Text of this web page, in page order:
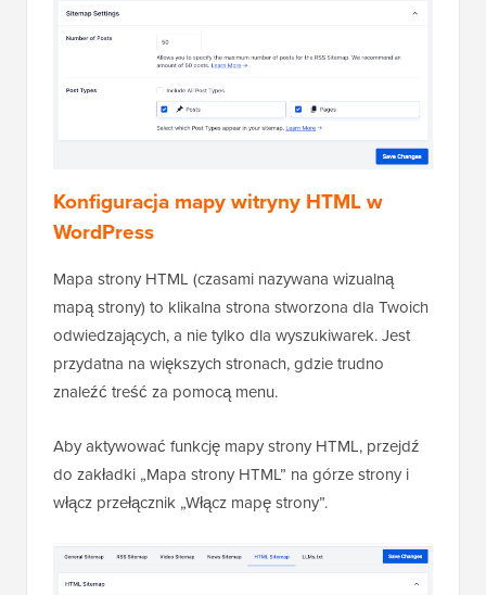
Konfiguracja mapy witryny HTML w
WordPress
Mapa strony HTML (czasami nazywana wizualną
mapą strony) to klikalna strona stworzona dla Twoich
odwiedzających, a nie tylko dla wyszukiwarek. Jest
przydatna na większych stronach, gdzie trudno
znaleźć treść za pomocą menu.
Aby aktywować funkcję mapy strony HTML, przejdź
do zakładki „Mapa strony HTML” na górze strony i
włącz przełącznik „Włącz mapę strony”.